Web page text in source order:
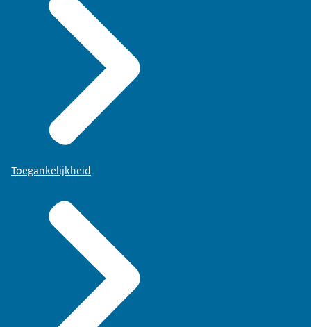
Toegankelijkheid